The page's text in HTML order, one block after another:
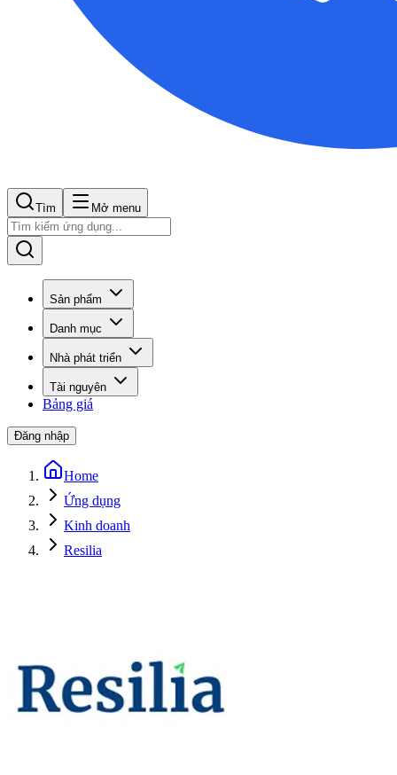
Tìm Mở menu
Sản phẩm
Danh mục
Nhà phát triển
Tài nguyên
Bảng giá
Đăng nhập
Home
Ứng dụng
Kinh doanh
Resilia